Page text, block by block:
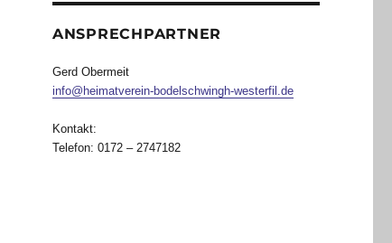
ANSPRECHPARTNER
Gerd Obermeit
info@heimatverein-bodelschwingh-westerfil.de
Kontakt:
Telefon: 0172 – 2747182